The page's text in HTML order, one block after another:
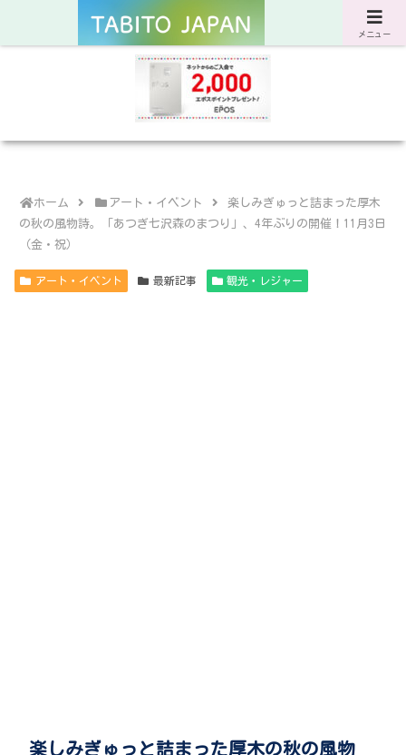
サスティナブルな旅と暮らしのWebマガジン
ホーム アート・イベント
楽しみぎゅっと詰まった厚木
の秋の風物詩。「あつぎ七沢森のまつり」、4年ぶりの開催！11月3日
（金・祝）
アート・イベント 最新記事 観光・レジャー
楽しみぎゅっと詰まった厚木の秋の風物
メニュー